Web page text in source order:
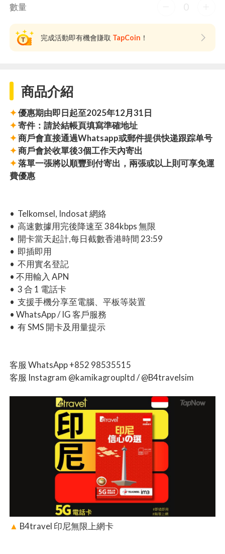
數量 0
完成活動即有機會賺取 TapCoin ！
商品介紹
✦優惠期由即日起至2025年12月31日
✦寄件：請於結帳頁填寫準確地址
✦商戶會直接通過Whatsapp或郵件提供快递跟踪单号
✦商戶會於收單後3個工作天內寄出
✦落單一張將以順豐到付寄出，兩張或以上則可享免運
費優惠
• Telkomsel, Indosat 網絡
• 高速數據用完後降速至 384kbps 無限
• 開卡當天起計,每日截數香港時間 23:59
• 即插即用
• 不用實名登記
• 不用輸入 APN
• 3 合 1 電話卡
• 支援手機分享至電腦、平板等裝置
• WhatsApp / IG 客戶服務
• 有 SMS 開卡及用量提示
客服 WhatsApp +852 98535515
客服 Instagram @kamikagroupltd / @B4travelsim
▲ B4travel 印尼無限上網卡